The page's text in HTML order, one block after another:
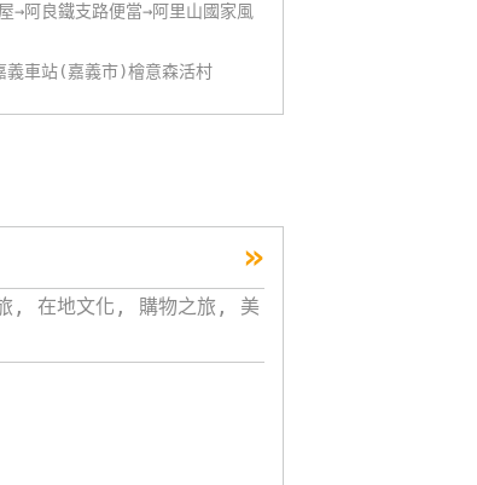
→阿良鐵支路便當→阿里山國家風
義車站(嘉義市)檜意森活村
»
, 在地文化, 購物之旅, 美